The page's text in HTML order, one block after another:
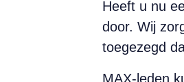
Heeft u nu
door. Wij
toegezegd
MAX-leden